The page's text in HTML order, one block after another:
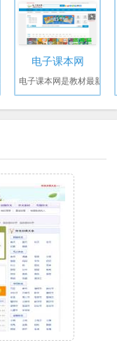
电子课本网
电子课本网是教材最新